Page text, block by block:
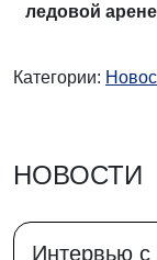
ледовой
Категории:
НОВОСТИ
Интервью с